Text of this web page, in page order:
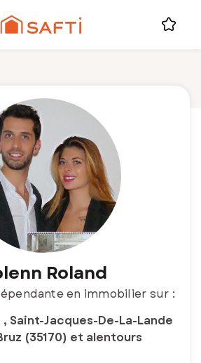
Roland
en immobilier sur :
Saint-Jacques-De-La-Lande
(35170) et alentours